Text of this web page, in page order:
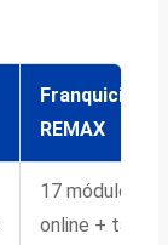
Franquicia
REMAX
17 módulos
online +